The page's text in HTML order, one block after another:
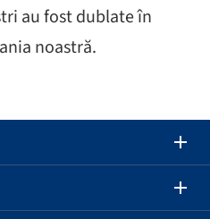
au fost dublate în
noastră.